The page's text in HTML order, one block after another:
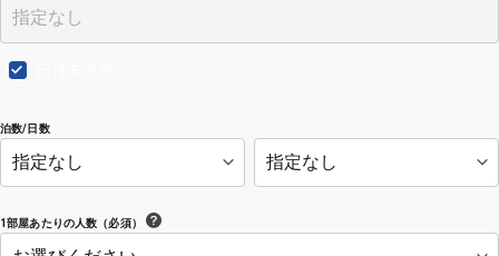
泊数/日数
1部屋あたりの人数（必須）